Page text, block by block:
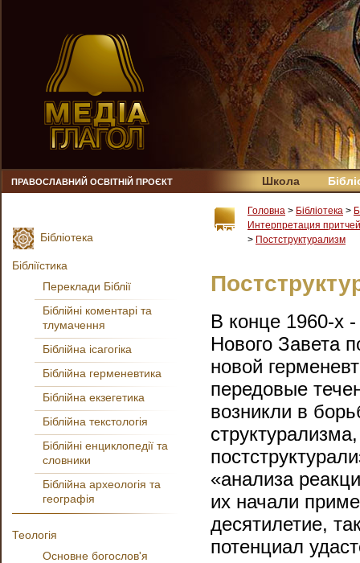
ПРАВОСЛАВНИЙ ОСВІТНІЙ ПРОЄКТ Школа
Головна > Бібліотека >
Интерпретация
> Постструктурализм
В конце 1960-х
Нового Завета
новой
передовые
возникли в
«анализа
их начали
десятилетие,
потенциал
Бібліотека
Бібліїстика
Переклади Біблії
Біблійні коментарі та
тлумачення
Біблійна ісагогіка
Біблійна герменевтика
Біблійна екзегетика
Біблійна текстологія
Біблійні енциклопедії та
словники
Біблійна археологія та
географія
Теологія
Основне богослов'я